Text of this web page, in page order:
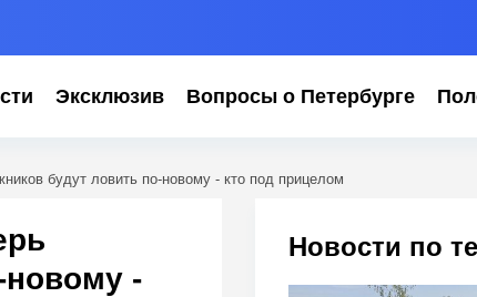
Эксклюзив Вопросы о Петербурге
будут ловить по-новому - кто под прицелом
Новости по
новому -